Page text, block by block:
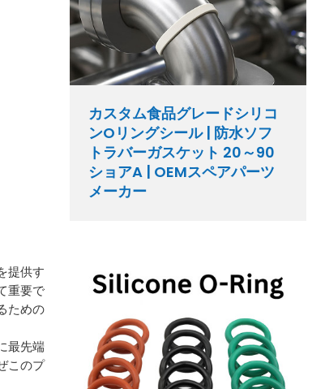
提供す
重要で
ための
最先端
このプ
カスタム食品グレードシリコ
ンOリングシール | 防水ソフ
トラバーガスケット 20～90
ショアA | OEMスペアパーツ
メーカー